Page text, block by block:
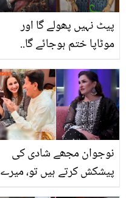
پیٹ نہیں پھولے گا اور
موٹاپا ختم ہوجائے گا..
کی کون سی آزمودہ ٹپ بتا
دی؟
نوجوان مجھے شادی کی
پیشکش کرتے ہیں تو، میرے